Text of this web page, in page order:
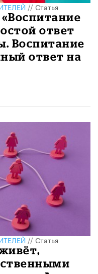
//Статья
ответ
Воспитание
ответ на
//Статья